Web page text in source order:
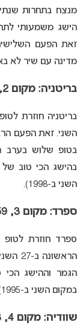
מנצח בתחרות
הישג משמעותי
זאת הפעם
מדינה עם שיר לא
בריטניה: מקום 2, 466 נקודות
השני ב-1998).
ספרד: מקום 3, 459 נקודות
ספרד חוזרת
במקום השני ב-1995).
שוודיה: מקום 4, 438 נקודות